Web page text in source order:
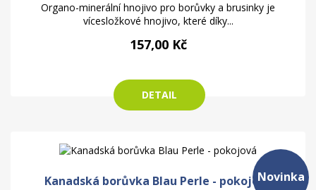
Organo-minerální hnojivo pro borůvky a brusinky je
vícesložkové hnojivo, které díky...
157,00 Kč
DETAIL
Kanadská borůvka Blau Perle - pokojováNovinka